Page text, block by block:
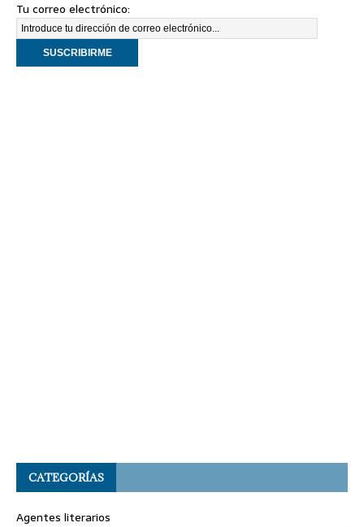
Tu correo electrónico:
CATEGORÍAS
Agentes literarios